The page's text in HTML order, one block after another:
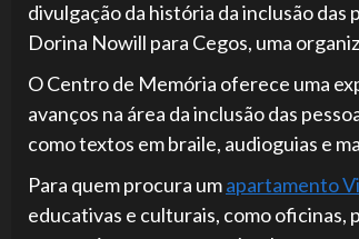
divulgação da história da inclusão
Dorina Nowill para Cegos, uma
O Centro de Memória oferece uma
avanços na área da inclusão das
como textos em braile, audioguias e
Para quem procura umapartamento
educativas e culturais, como oficinas,